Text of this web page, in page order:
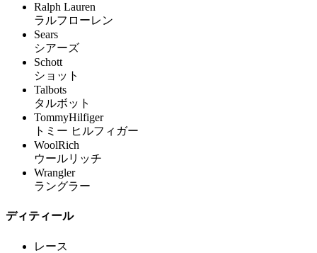
Ralph Lauren
ラルフローレン
Sears
シアーズ
Schott
ショット
Talbots
タルボット
TommyHilfiger
トミー ヒルフィガー
WoolRich
ウールリッチ
Wrangler
ラングラー
ディティール
レース